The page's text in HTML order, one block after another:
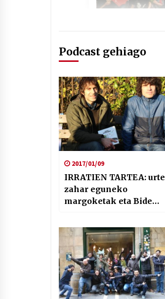
Podcast gehiago
2017/01/09
IRRATIEN TARTEA: urte
zahar eguneko
margoketak eta Bide